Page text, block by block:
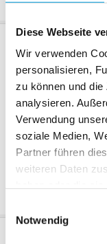
Diese Webseite
Wir verwenden
personalisieren,
zu können und
analysieren.
Verwendung
soziale Medien,
Partner führen
weiteren Daten
Notwendig
Bedienart
Akku-Motor